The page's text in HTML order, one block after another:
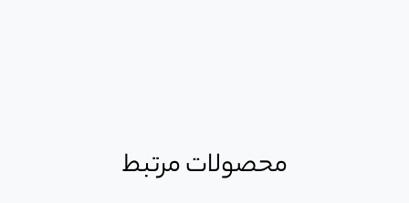
محصولات مرتبط